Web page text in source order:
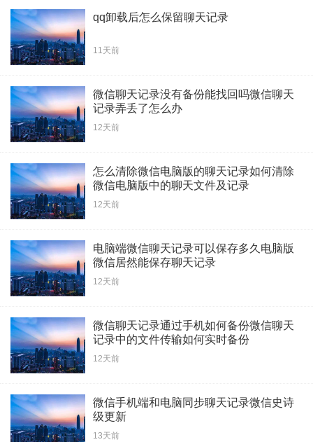
qq卸载后怎么保留聊天记录
11天前
微信聊天记录没有备份能找回吗微信聊天
记录弄丢了怎么办
12天前
怎么清除微信电脑版的聊天记录如何清除
微信电脑版中的聊天文件及记录
12天前
电脑端微信聊天记录可以保存多久电脑版
微信居然能保存聊天记录
12天前
微信聊天记录通过手机如何备份微信聊天
记录中的文件传输如何实时备份
12天前
微信手机端和电脑同步聊天记录微信史诗
级更新
13天前